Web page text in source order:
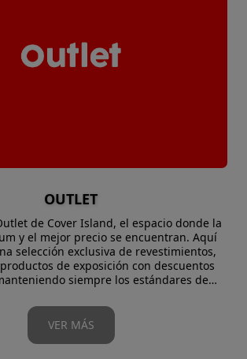
OUTLET
de Cover Island, el espacio donde la
y el mejor precio se encuentran. Aquí
selección exclusiva de revestimientos,
de exposición con descuentos
siempre los estándares de
incluye restos de serie, colecciones
y materiales en liquidación, ideales para
máximo rendimiento estético a un
VER MÁS